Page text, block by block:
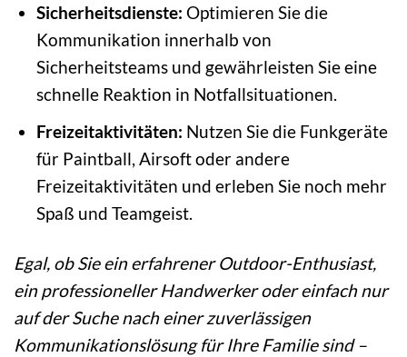
Sicherheitsdienste: Optimieren Sie die
Kommunikation innerhalb von
Sicherheitsteams und gewährleisten Sie eine
schnelle Reaktion in Notfallsituationen.
Freizeitaktivitäten: Nutzen Sie die Funkgeräte
für Paintball, Airsoft oder andere
Freizeitaktivitäten und erleben Sie noch mehr
Spaß und Teamgeist.
Egal, ob Sie ein erfahrener Outdoor-Enthusiast,
ein professioneller Handwerker oder einfach nur
auf der Suche nach einer zuverlässigen
Kommunikationslösung für Ihre Familie sind –